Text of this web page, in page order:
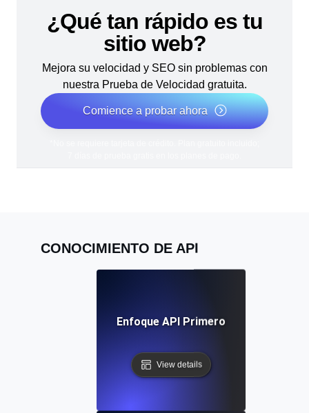
¿Qué tan rápido es tu
sitio web?
Mejora su velocidad y SEO sin problemas con
nuestra Prueba de Velocidad gratuita.
Comience a probar ahora
CONOCIMIENTO DE API
Enfoque API Primero
View details